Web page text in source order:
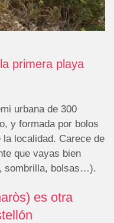
primera playa
urbana de 300
y formada por bolos
localidad. Carece de
que vayas bien
sombrilla, bolsas…).
es otra